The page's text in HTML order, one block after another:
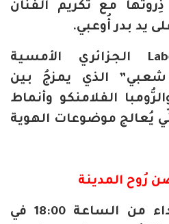
مع تكريم الفنّان
يد بدر أُوعبي.
ويَختتمُ عرض Labess الجزائري الأمسية
الذي يمزجُ بين
الفلامنكو وأنماط
يُعالج موضوعات الهوية
رُوح المدينة
​سَتُقام العُروض ابتداء من الساعة 18:00 في